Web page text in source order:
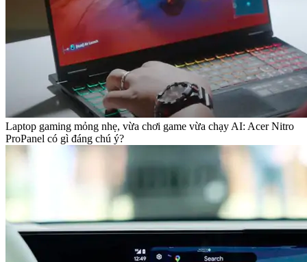
Laptop gaming mỏng nhẹ, vừa chơi game vừa chạy AI: Acer Nitro
ProPanel có gì đáng chú ý?